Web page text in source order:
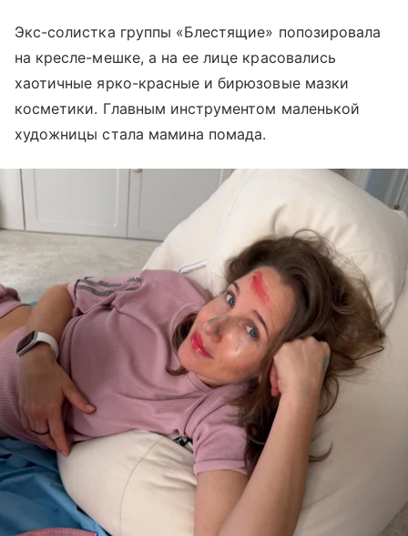
Экс-солистка группы «Блестящие» попозировала
на кресле-мешке, а на ее лице красовались
хаотичные ярко-красные и бирюзовые мазки
косметики. Главным инструментом маленькой
художницы стала мамина помада.